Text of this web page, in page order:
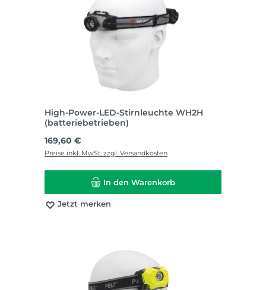
High-Power-LED-Stirnleuchte WH2H
(batteriebetrieben)
Regulärer Preis:
169,60 €
Preise inkl. MwSt. zzgl. Versandkosten
In den Warenkorb
Jetzt merken